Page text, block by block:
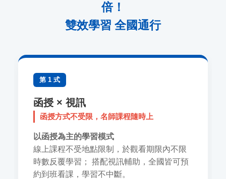
倍！
雙效學習 全國通行
第 1 式
函授 × 視訊
函授方式不受限，名師課程隨時上
以函授為主的學習模式
線上課程不受地點限制，於觀看期限內不限
時數反覆學習； 搭配視訊輔助，全國皆可預
約到班看課，學習不中斷。